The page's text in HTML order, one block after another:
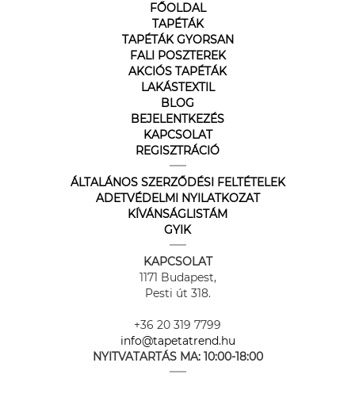
FŐOLDAL
TAPÉTÁK
TAPÉTÁK GYORSAN
FALI POSZTEREK
AKCIÓS TAPÉTÁK
LAKÁSTEXTIL
BLOG
BEJELENTKEZÉS
KAPCSOLAT
REGISZTRÁCIÓ
ÁLTALÁNOS SZERZŐDÉSI FELTÉTELEK
ADETVÉDELMI NYILATKOZAT
KÍVÁNSÁGLISTÁM
GYIK
KAPCSOLAT
1171 Budapest,
Pesti út 318.
+36 20 319 7799
info@tapetatrend.hu
NYITVATARTÁS MA: 10:00-18:00